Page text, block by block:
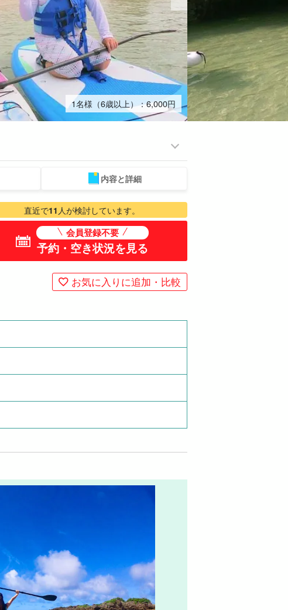
1名様（6歳以上）：6,000円
ものづくり体験 ベビーシッター
内容と詳細
直近で11 人が検討しています。
会員登録不要
予約・空き状況を見る
お気に入りに追加・比較